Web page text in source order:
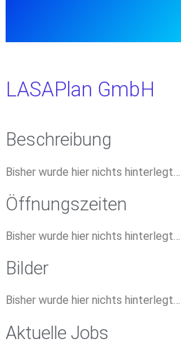
LASAPlan GmbH
Beschreibung
Bisher wurde hier nichts hinterlegt…
Öffnungszeiten
Bisher wurde hier nichts hinterlegt…
Bilder
Bisher wurde hier nichts hinterlegt…
Aktuelle Jobs